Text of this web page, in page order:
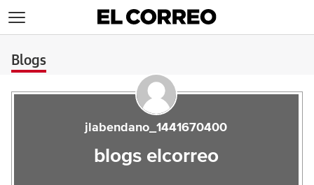
Blogs
jlabendano_1441670400
blogs elcorreo